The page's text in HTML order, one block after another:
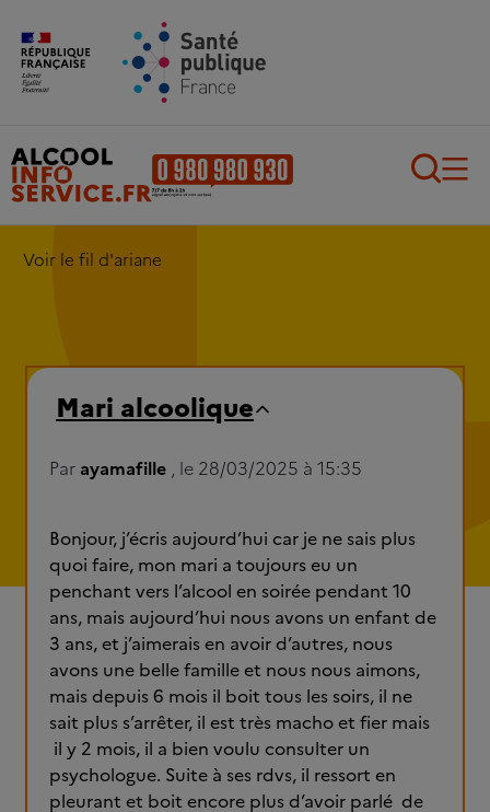
Aller au contenu principal
Voir le fil d'ariane
Mari alcoolique
Par ayamafille , le 28/03/2025 à 15:35
Bonjour, j’écris aujourd’hui car je ne sais plus
quoi faire, mon mari a toujours eu un
penchant vers l’alcool en soirée pendant 10
ans, mais aujourd’hui nous avons un enfant de
3 ans, et j’aimerais en avoir d’autres, nous
avons une belle famille et nous nous aimons,
mais depuis 6 mois il boit tous les soirs, il ne
sait plus s’arrêter, il est très macho et fier mais
il y 2 mois, il a bien voulu consulter un
psychologue. Suite à ses rdvs, il ressort en
pleurant et boit encore plus d’avoir parlé de